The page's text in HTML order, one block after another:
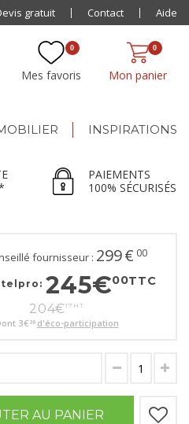
Mon panier
0
Mes favoris
0
INSPIRATIONS
PAIEMENTS
100% SÉCURISÉS
fournisseur : 299€ 00
245€00TTC
204€17 HT
3€ 36 d'éco-participation
AU PANIER
jusqu'à48x
gratuit Contact Aide